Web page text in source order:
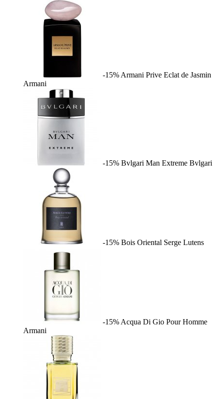
-15% Armani Prive Eclat de Jasmin
Armani
-15% Bvlgari Man Extreme Bvlgari
-15% Bois Oriental Serge Lutens
-15% Acqua Di Gio Pour Homme
Armani